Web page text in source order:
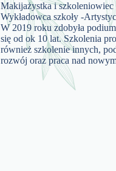
Makijażystka i szkoleniowiec
Wykładowca szkoły -
W 2019 roku zdobyła
się od ok 10 lat. Szkolenia
również szkolenie innych,
rozwój oraz praca nad